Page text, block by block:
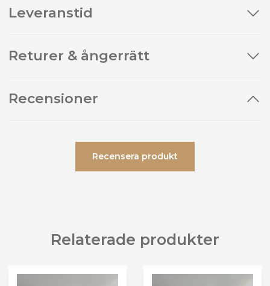
Leveranstid
Returer & ångerrätt
Recensioner
Recensera produkt
Relaterade produkter